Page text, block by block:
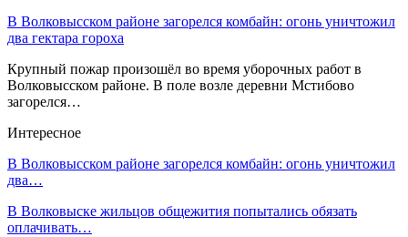
В Волковысском районе загорелся комбайн: огонь уничтожил
два гектара гороха
Крупный пожар произошёл во время уборочных работ в
Волковысском районе. В поле возле деревни Мстибово
загорелся…
Интересное
В Волковысском районе загорелся комбайн: огонь уничтожил
два…
В Волковыске жильцов общежития попытались обязать
оплачивать…